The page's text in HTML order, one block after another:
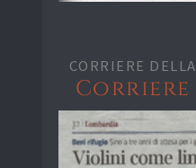
CORRIERE
Corriere